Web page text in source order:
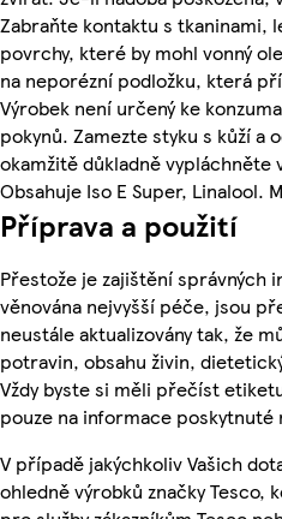
Zabraňte kontaktu s tkaninami,
povrchy, které by mohl vonný
na neporézní podložku, která
Výrobek není určený ke
pokynů. Zamezte styku s kůží a
okamžitě důkladně vypláchněte
Obsahuje Iso E Super, Linalool.
Příprava a použití
Přestože je zajištění správných
věnována nejvyšší péče, jsou
neustále aktualizovány tak, že
potravin, obsahu živin,
Vždy byste si měli přečíst
pouze na informace
V případě jakýchkoliv Vašich
ohledně výrobků značky